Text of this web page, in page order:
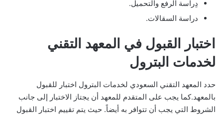
دِراسة الرفع والتحميل.
دراسة السقالات.
اختبار القبول في المعهد التقني
لخدمات البترول
حدد المعهد التقني السعودي لخدمات البترول اختبار للقبول
بالمعهد.كما يجب على المتقدم للمعهد أن يجتاز الاختبار إلى جانب
الشروط التي يجب أن تتوافر به أيضاً. حيث يتم تقييم اختبار القبول